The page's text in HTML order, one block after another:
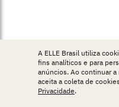
A ELLE Brasil utiliza
fins analíticos e para
anúncios. Ao continuar
aceita a coleta de
Privacidade.